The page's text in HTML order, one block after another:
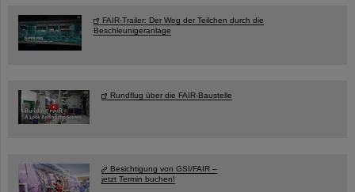
FAIR-Trailer: Der Weg der Teilchen durch die
Beschleunigeranlage
Rundflug über die FAIR-Baustelle
Besichtigung von GSI/FAIR –
jetzt Termin buchen!